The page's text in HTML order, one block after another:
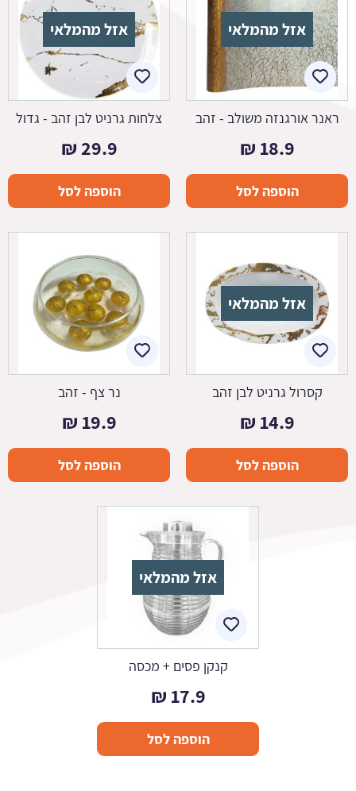
אזל מהמלאי
ראנר אורגנזה משולב - זהב
18.9
₪
הוספה לסל
אזל מהמלאי
צלחות גרניט לבן זהב - גדול
29.9
₪
הוספה לסל
אזל מהמלאי
קסרול גרניט לבן זהב
14.9
₪
הוספה לסל
נר צף - זהב
19.9
₪
הוספה לסל
אזל מהמלאי
קנקן פסים + מכסה
17.9
₪
הוספה לסל